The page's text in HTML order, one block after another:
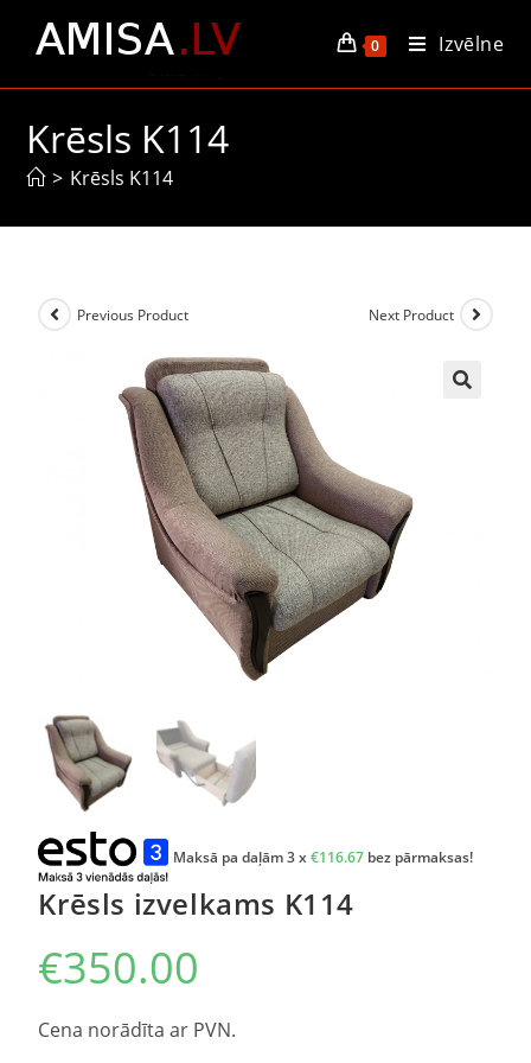
0 Izvēlne
Krēsls K114
> Krēsls K114
Previous Product Next Product
Maksā pa daļām 3 x€116.67 bez pārmaksas!
Krēsls izvelkams K114
€350.00
Cena norādīta ar PVN.